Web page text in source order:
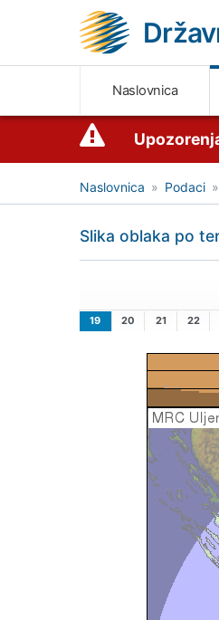
Naslovnica
Naslovnica Podaci
Slika oblaka po
19 20 21 22